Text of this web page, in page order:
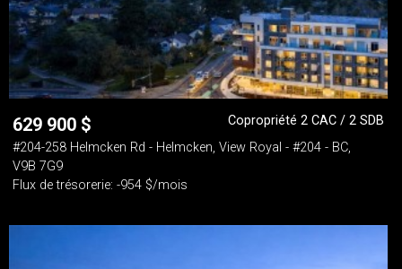
629 900 $
Copropriété 2 CAC / 2 SDB
#204-258 Helmcken Rd - Helmcken, View Royal - #204 - BC,
V9B 7G9
Flux de trésorerie: -954 $/mois